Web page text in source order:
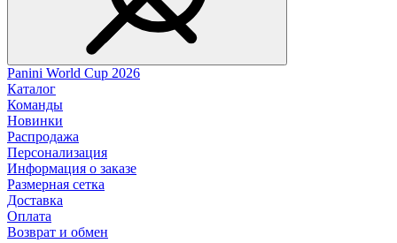
Panini World Cup 2026
Каталог
Команды
Новинки
Распродажа
Персонализация
Информация о заказе
Размерная сетка
Доставка
Оплата
Возврат и обмен